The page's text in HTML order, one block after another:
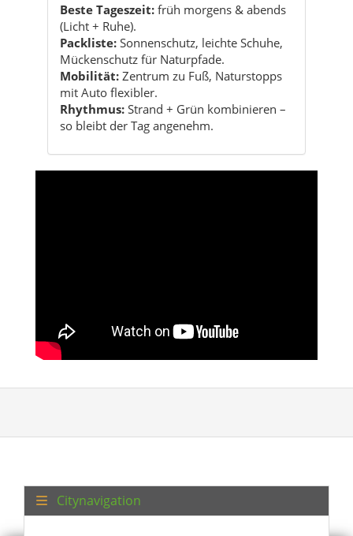
Beste Tageszeit: früh morgens & abends
(Licht + Ruhe).
Packliste: Sonnenschutz, leichte Schuhe,
Mückenschutz für Naturpfade.
Mobilität: Zentrum zu Fuß, Naturstopps
mit Auto flexibler.
Rhythmus: Strand + Grün kombinieren –
so bleibt der Tag angenehm.
Citynavigation